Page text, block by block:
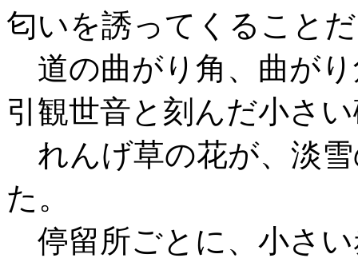
匂いを誘ってくること
道の曲がり角、曲が
引観世音と刻んだ小さ
れんげ草の花が、淡
た。
停留所ごとに、小さ